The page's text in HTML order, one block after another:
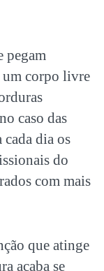
pegam
um corpo livre
caso das
dia os
do
com mais
que atinge
acaba se